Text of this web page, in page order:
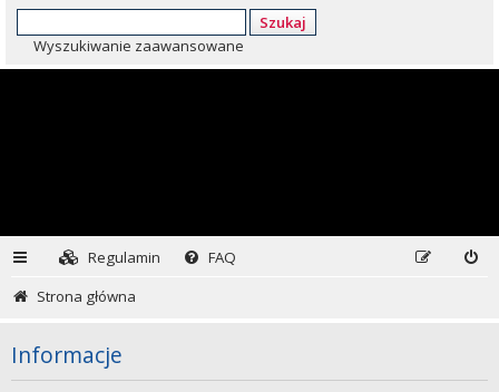
Szukaj
Wyszukiwanie zaawansowane
Regulamin
FAQ
Strona główna
Informacje